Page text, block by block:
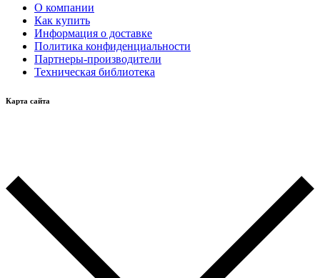
О компании
Как купить
Информация о доставке
Политика конфиденциальности
Партнеры-производители
Техническая библиотека
Карта сайта